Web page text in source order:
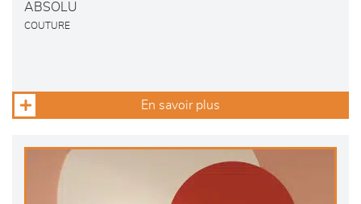
ABSOLU
COUTURE
En savoir plus